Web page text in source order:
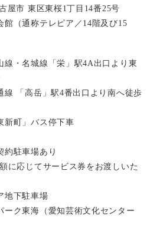
屋市 東区東桜1丁目14番25号
館（通称テレピア／14階及び15
線・名城線「栄」駅4A出口より東
線 「高岳」駅4番出口より南へ徒歩
新町」バス停下車
約駐車場あり
に応じてサービス券をお渡しいた
地下駐車場
ク東海（愛知芸術文化センター